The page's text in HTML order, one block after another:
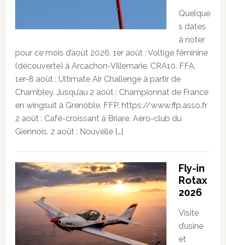
Quelque
s dates
à noter
pour ce mois d’août 2026. 1er août : Voltige féminine
(découverte) à Arcachon-Villemarie. CRA10. FFA.
1er-8 août : Ultimate Air Challenge à partir de
Chambley. Jusqu’au 2 août : Championnat de France
en wingsuit à Grenoble. FFP. https://www.ffp.asso.fr
2 août : Café-croissant à Briare. Aéro-club du
Giennois. 2 août : Nouvelle […]
Fly-in
Rotax
2026
Visite
d’usine
et